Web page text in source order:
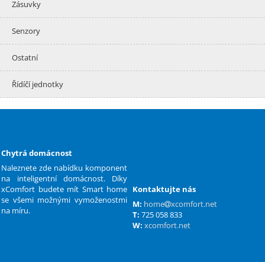
Zásuvky
Senzory
Ostatní
Řídíčí jednotky
Chytrá domácnost
Naleznete zde nabídku komponent
na inteligentní domácnost. Díky
xComfort budete mít Smart home
se všemi možnými vymoženostmi
na míru.
Kontaktujte nás
M: home
xcomfort.net
T: 725 058 833
W: xcomfort.net